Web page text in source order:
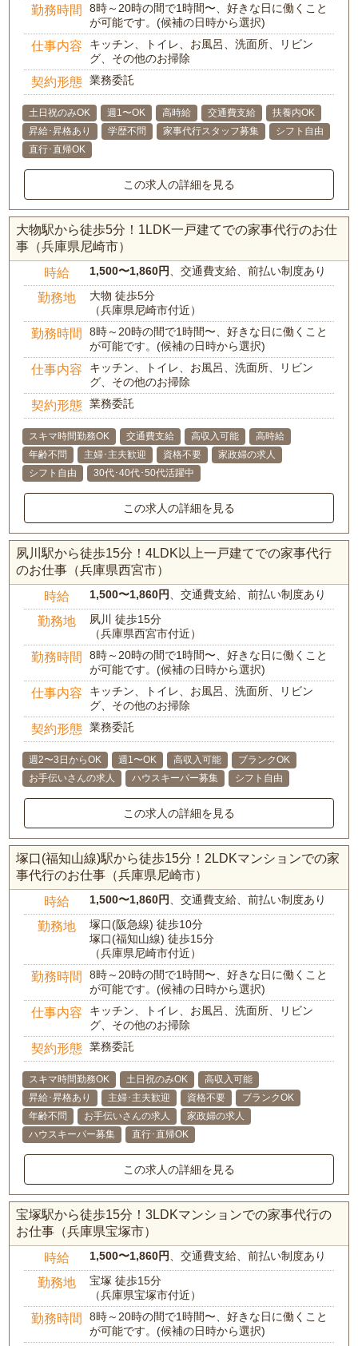
勤務時間
8時～20時の間で1時間〜、好きな日に働くこと
が可能です。(候補の日時から選択)
仕事内容
キッチン、トイレ、お風呂、洗面所、リビン
グ、その他のお掃除
契約形態 業務委託
土日祝のみOK 週1〜OK 高時給 交通費支給
扶養内OK
昇給･昇格あり
学歴不問 家事代行スタッフ募集
シフト自由
直行･直帰OK
この求人の詳細を見る
大物駅から徒歩5分！1LDK一戸建てでの家事代行のお仕
事（兵庫県尼崎市）
時給 1,500〜1,860円 、交通費支給、前払い制度あり
勤務地
大物 徒歩5分
（兵庫県尼崎市付近）
勤務時間
8時～20時の間で1時間〜、好きな日に働くこと
が可能です。(候補の日時から選択)
仕事内容
キッチン、トイレ、お風呂、洗面所、リビン
グ、その他のお掃除
契約形態 業務委託
スキマ時間勤務OK 交通費支給 高収入可能
高時給
年齢不問
主婦･主夫歓迎 資格不要
家政婦の求人
シフト自由
30代･40代･50代活躍中
この求人の詳細を見る
夙川駅から徒歩15分！4LDK以上一戸建てでの家事代行
のお仕事（兵庫県西宮市）
時給 1,500〜1,860円 、交通費支給、前払い制度あり
勤務地
夙川 徒歩15分
（兵庫県西宮市付近）
勤務時間
8時～20時の間で1時間〜、好きな日に働くこと
が可能です。(候補の日時から選択)
仕事内容
キッチン、トイレ、お風呂、洗面所、リビン
グ、その他のお掃除
契約形態 業務委託
週2〜3日からOK 週1〜OK 高収入可能
ブランクOK
お手伝いさんの求人
ハウスキーパー募集 シフト自由
この求人の詳細を見る
塚口(福知山線)駅から徒歩15分！2LDKマンションでの家
事代行のお仕事（兵庫県尼崎市）
時給 1,500〜1,860円 、交通費支給、前払い制度あり
勤務地
塚口(阪急線) 徒歩10分
塚口(福知山線) 徒歩15分
（兵庫県尼崎市付近）
勤務時間
8時～20時の間で1時間〜、好きな日に働くこと
が可能です。(候補の日時から選択)
仕事内容
キッチン、トイレ、お風呂、洗面所、リビン
グ、その他のお掃除
契約形態 業務委託
スキマ時間勤務OK 土日祝のみOK
高収入可能
昇給･昇格あり
主婦･主夫歓迎 資格不要
ブランクOK
年齢不問
お手伝いさんの求人
家政婦の求人
ハウスキーパー募集
直行･直帰OK
この求人の詳細を見る
宝塚駅から徒歩15分！3LDKマンションでの家事代行の
お仕事（兵庫県宝塚市）
時給 1,500〜1,860円 、交通費支給、前払い制度あり
勤務地
宝塚 徒歩15分
（兵庫県宝塚市付近）
勤務時間
8時～20時の間で1時間〜、好きな日に働くこと
が可能です。(候補の日時から選択)